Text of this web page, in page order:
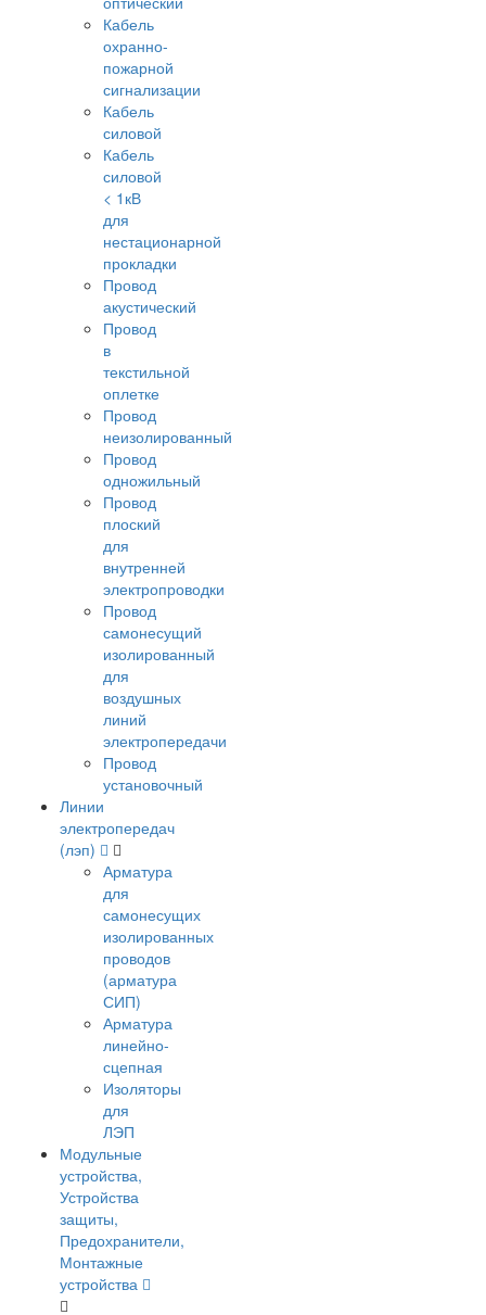
Кабель
охранно-
пожарной
сигнализации
Кабель
силовой
Кабель
силовой
< 1кВ
для
нестационарной
прокладки
Провод
акустический
Провод
в
текстильной
оплетке
Провод
неизолированный
Провод
одножильный
Провод
плоский
для
внутренней
электропроводки
Провод
самонесущий
изолированный
для
воздушных
линий
электропередачи
Провод
установочный
Линии
электропередач
(лэп)
Арматура
для
самонесущих
изолированных
проводов
(арматура
СИП)
Арматура
линейно-
сцепная
Изоляторы
для
ЛЭП
Модульные
устройства,
Устройства
защиты,
Предохранители,
Монтажные
устройства